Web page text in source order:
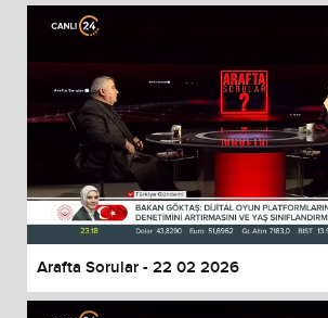
Arafta Sorular - 22 02 2026